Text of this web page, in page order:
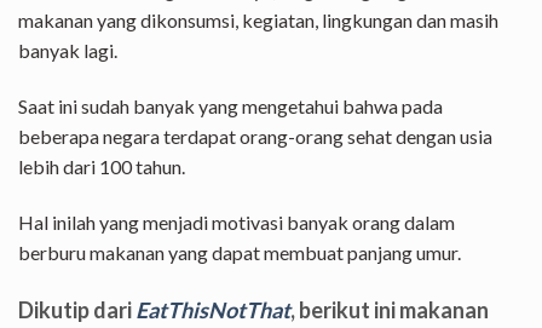
makanan yang dikonsumsi, kegiatan, lingkungan dan masih
banyak lagi.
Saat ini sudah banyak yang mengetahui bahwa pada
beberapa negara terdapat orang-orang sehat dengan usia
lebih dari 100 tahun.
Hal inilah yang menjadi motivasi banyak orang dalam
berburu makanan yang dapat membuat panjang umur.
Dikutip dariEatThisNotThat, berikut ini makanan